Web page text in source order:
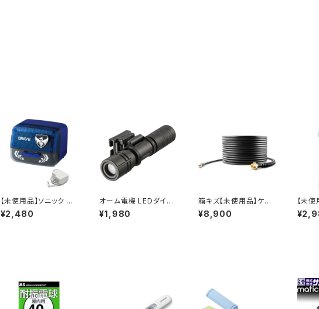
【未使用品】ソニック イ
ージーピージー α電動
鉛筆削り ブレイブ EK
¥2,480
オーム電機 LEDダイバ
ーライト レッドカイザー
80ルーメン LH-DIV1-
¥1,980
箱キズ【未使用品】ケル
ヒャー KARCHER 2.6
37-767.0 パイプクリ
¥8,900
【未
動 鉛
自動 LVH-7005-B (ブ